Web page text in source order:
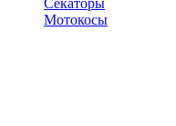
Секаторы
Мотокосы